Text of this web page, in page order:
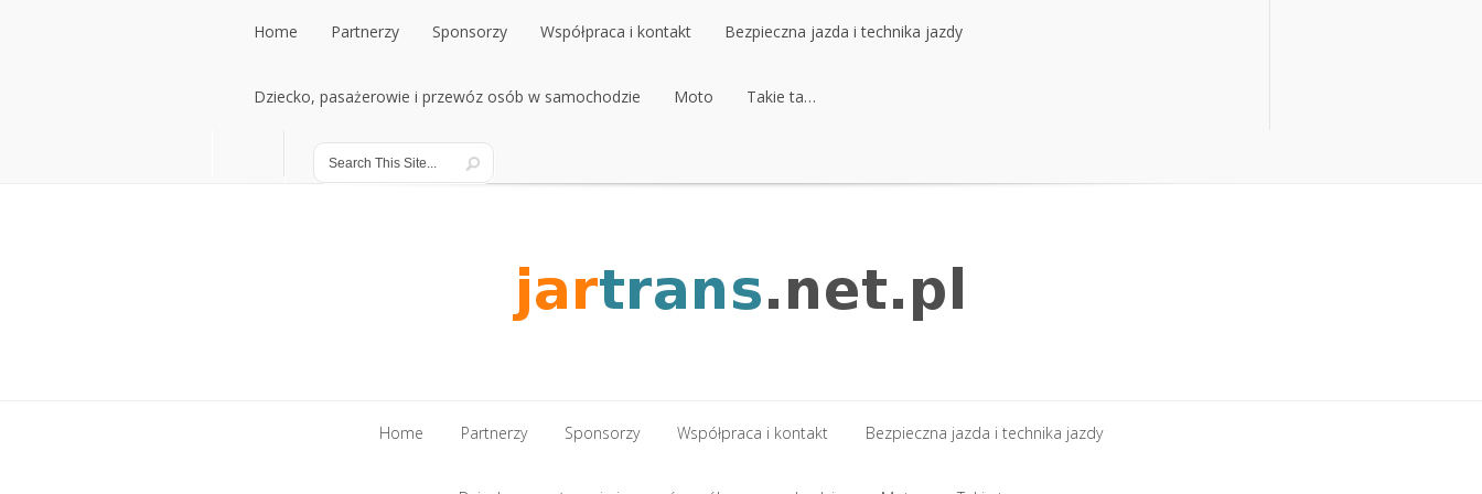
Home
Home
Partnerzy
Partnerzy
Sponsorzy
Sponsorzy
Współpraca i kontakt
Współpraca i kontakt
Bezpieczna jazda i technika jazdy
Bezpieczna jazda i technika jazdy
Dziecko, pasażerowie i przewóz osób w samochodzie
Dziecko, pasażerowie i przewóz osób w samochodzie
Moto Takie ta…
Home Partnerzy Sponsorzy Współpraca i kontakt Bezpieczna jazda i technika jazdy